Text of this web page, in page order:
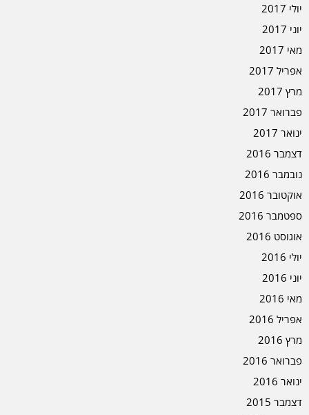
יולי 2017
יוני 2017
מאי 2017
אפריל 2017
מרץ 2017
פברואר 2017
ינואר 2017
דצמבר 2016
נובמבר 2016
אוקטובר 2016
ספטמבר 2016
אוגוסט 2016
יולי 2016
יוני 2016
מאי 2016
אפריל 2016
מרץ 2016
פברואר 2016
ינואר 2016
דצמבר 2015